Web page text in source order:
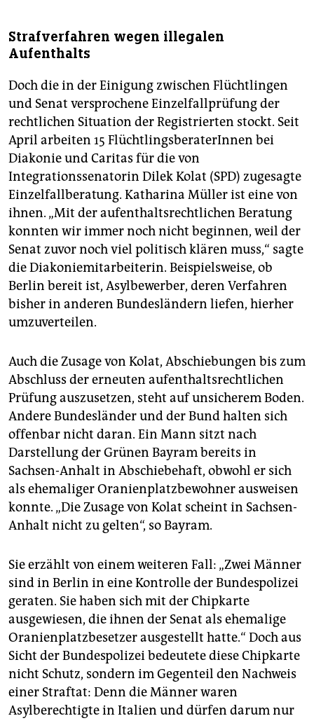
Strafverfahren wegen illegalen
Aufenthalts
Doch die in der Einigung zwischen Flüchtlingen
und Senat versprochene Einzelfallprüfung der
rechtlichen Situation der Registrierten stockt. Seit
April arbeiten 15 FlüchtlingsberaterInnen bei
Diakonie und Caritas für die von
Integrationssenatorin Dilek Kolat (SPD) zugesagte
Einzelfallberatung. Katharina Müller ist eine von
ihnen. „Mit der aufenthaltsrechtlichen Beratung
konnten wir immer noch nicht beginnen, weil der
Senat zuvor noch viel politisch klären muss,“ sagte
die Diakoniemitarbeiterin. Beispielsweise, ob
Berlin bereit ist, Asylbewerber, deren Verfahren
bisher in anderen Bundesländern liefen, hierher
umzuverteilen.
Auch die Zusage von Kolat, Abschiebungen bis zum
Abschluss der erneuten aufenthaltsrechtlichen
Prüfung auszusetzen, steht auf unsicherem Boden.
Andere Bundesländer und der Bund halten sich
offenbar nicht daran. Ein Mann sitzt nach
Darstellung der Grünen Bayram bereits in
Sachsen-Anhalt in Abschiebehaft, obwohl er sich
als ehemaliger Oranienplatzbewohner ausweisen
konnte. „Die Zusage von Kolat scheint in Sachsen-
Anhalt nicht zu gelten“, so Bayram.
Sie erzählt von einem weiteren Fall: „Zwei Männer
sind in Berlin in eine Kontrolle der Bundespolizei
geraten. Sie haben sich mit der Chipkarte
ausgewiesen, die ihnen der Senat als ehemalige
Oranienplatzbesetzer ausgestellt hatte.“ Doch aus
Sicht der Bundespolizei bedeutete diese Chipkarte
nicht Schutz, sondern im Gegenteil den Nachweis
einer Straftat: Denn die Männer waren
Asylberechtigte in Italien und dürfen darum nur